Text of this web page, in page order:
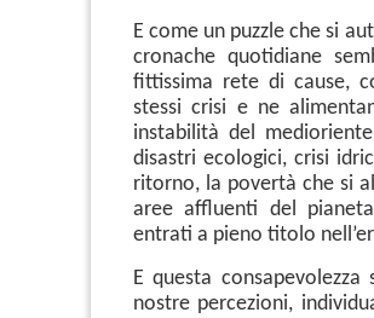
E come un puzzle che si
cronache quotidiane
fittissima rete di cause,
stessi crisi e ne
instabilità del
disastri ecologici, crisi
ritorno, la povertà che si
aree affluenti del
entrati a pieno titolo
E questa
nostre percezioni,